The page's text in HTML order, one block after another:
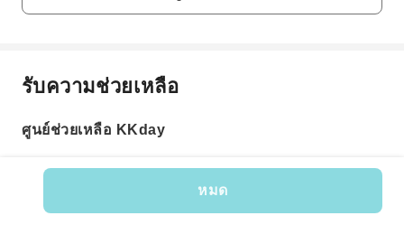
หมด
ในการเดินทางไปยังภูเขาเหอฮวน ผู้เยี่ยมชมหลายคนออกเดิน
เลือกยอดนิยม ซึ่งมอบการเดินทางที่ง่ายดายไปยังจุดชมวิว
สำคัญของภูเขาได้โดยตรง บริการรถประจำทางสาธารณะก็มี
ไม่บ่อยนัก การเช่ารถยนต์ส่วนตัวหรือสกู๊ตเตอร์ก็เป็นอีกทาง
ของเส้นทางบนภูเขาเหอฮวนเป็นอย่างไร?
ภูเขาเหอฮวนมีประสบการณ์การเดินป่าหลากหลาย ตั้งแต่การ
คำถามที่พบบ่อย
1. ภูเขาเหอฮวนมีหิมะตกหรือไม่ และช่วงเวลาใดที่ดี
ตกในช่วงฤดูหนาว ช่วงเวลาที่มีโอกาสมากที่สุดที่จะได้เห็น
หิมะคือระหว่างเดือนธันวาคมถึงกุมภาพันธ์ ซึ่งเป็นช่วงที่
รับความช่วยเหลือ
ศูนย์ช่วยเหลือ KKday
รหัสสินค้า: 1641